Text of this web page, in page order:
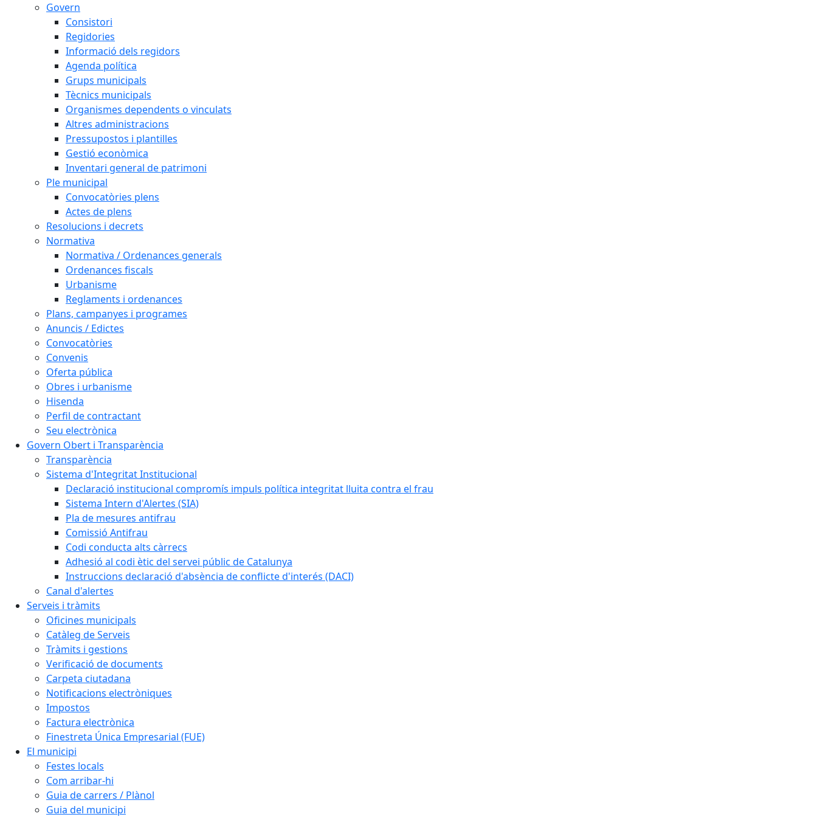
Govern
Consistori
Regidories
Informació dels regidors
Agenda política
Grups municipals
Tècnics municipals
Organismes dependents o vinculats
Altres administracions
Pressupostos i plantilles
Gestió econòmica
Inventari general de patrimoni
Ple municipal
Convocatòries plens
Actes de plens
Resolucions i decrets
Normativa
Normativa / Ordenances generals
Ordenances fiscals
Urbanisme
Reglaments i ordenances
Plans, campanyes i programes
Anuncis / Edictes
Convocatòries
Convenis
Oferta pública
Obres i urbanisme
Hisenda
Perfil de contractant
Seu electrònica
Govern Obert i Transparència
Transparència
Sistema d'Integritat Institucional
Declaració institucional compromís impuls política integritat lluita contra el frau
Sistema Intern d'Alertes (SIA)
Pla de mesures antifrau
Comissió Antifrau
Codi conducta alts càrrecs
Adhesió al codi ètic del servei públic de Catalunya
Instruccions declaració d'absència de conflicte d'interés (DACI)
Canal d'alertes
Serveis i tràmits
Oficines municipals
Catàleg de Serveis
Tràmits i gestions
Verificació de documents
Carpeta ciutadana
Notificacions electròniques
Impostos
Factura electrònica
Finestreta Única Empresarial (FUE)
El municipi
Festes locals
Com arribar-hi
Guia de carrers / Plànol
Guia del municipi